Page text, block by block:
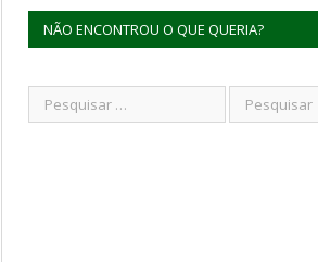
NÃO ENCONTROU O QUE QUERIA?